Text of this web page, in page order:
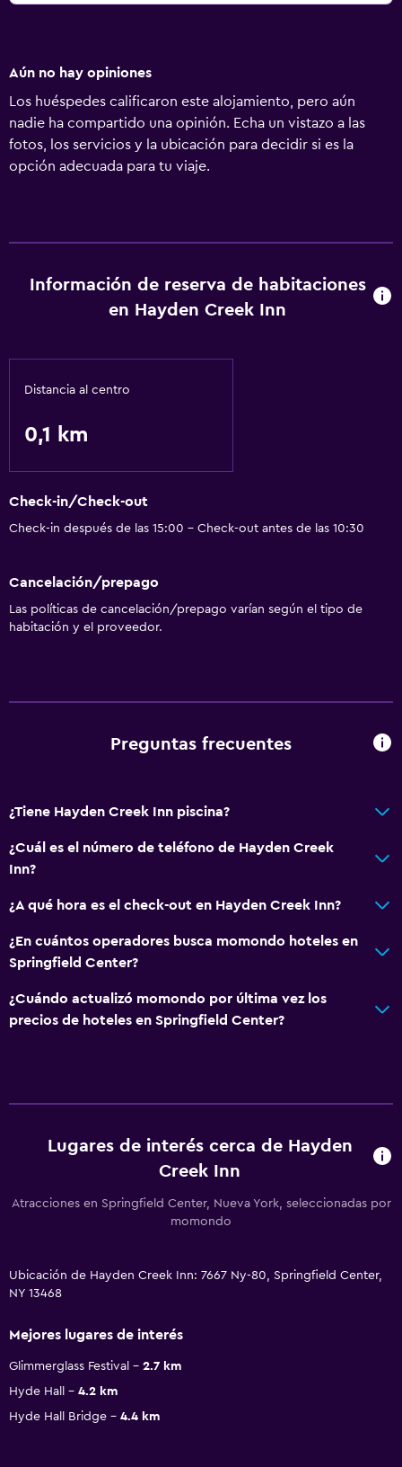
Aún no hay opiniones
Los huéspedes calificaron este alojamiento, pero aún
nadie ha compartido una opinión. Echa un vistazo a las
fotos, los servicios y la ubicación para decidir si es la
opción adecuada para tu viaje.
Información de reserva de habitaciones
en Hayden Creek Inn
Distancia al centro
0,1 km
Check-in/Check-out
Check-in después de las 15:00 - Check-out antes de las 10:30
Cancelación/prepago
Las políticas de cancelación/prepago varían según el tipo de
habitación y el proveedor.
Preguntas frecuentes
¿Tiene Hayden Creek Inn piscina?
¿Cuál es el número de teléfono de Hayden Creek
Inn?
¿A qué hora es el check-out en Hayden Creek Inn?
¿En cuántos operadores busca momondo hoteles en
Springfield Center?
¿Cuándo actualizó momondo por última vez los
precios de hoteles en Springfield Center?
Lugares de interés cerca de Hayden
Creek Inn
Atracciones en Springfield Center, Nueva York, seleccionadas por
momondo
Ubicación de Hayden Creek Inn: 7667 Ny-80, Springfield Center,
NY 13468
Mejores lugares de interés
Glimmerglass Festival
2.7 km
Hyde Hall
4.2 km
Hyde Hall Bridge
4.4 km